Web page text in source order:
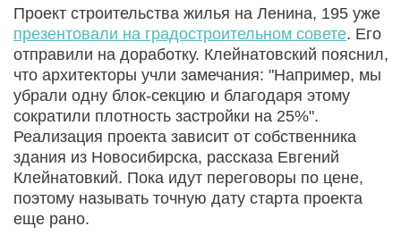
Проект строительства жилья на Ленина, 195 уже
презентовали на градостроительном совете. Его
отправили на доработку. Клейнатовский пояснил,
что архитекторы учли замечания: "Например, мы
убрали одну блок-секцию и благодаря этому
сократили плотность застройки на 25%".
Реализация проекта зависит от собственника
здания из Новосибирска, рассказа Евгений
Клейнатовкий. Пока идут переговоры по цене,
поэтому называть точную дату старта проекта
еще рано.